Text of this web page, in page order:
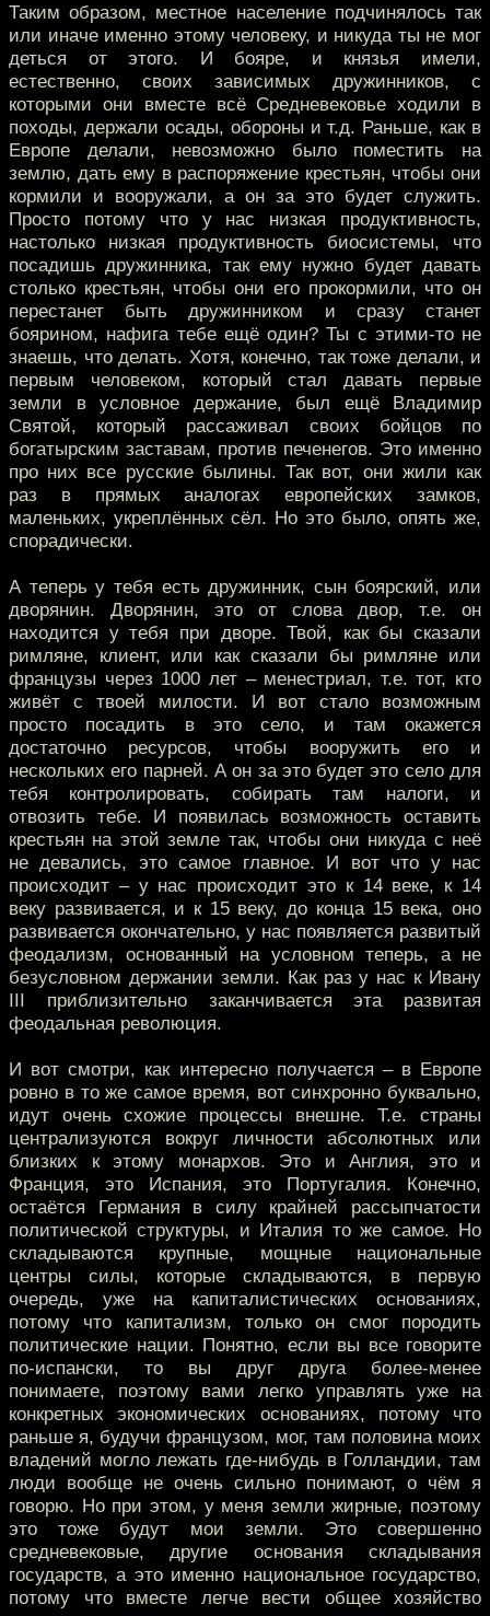
Таким образом, местное население подчинялось так
или иначе именно этому человеку, и никуда ты не мог
деться от этого. И бояре, и князья имели,
естественно, своих зависимых дружинников, с
которыми они вместе всё Средневековье ходили в
походы, держали осады, обороны и т.д. Раньше, как в
Европе делали, невозможно было поместить на
землю, дать ему в распоряжение крестьян, чтобы они
кормили и вооружали, а он за это будет служить.
Просто потому что у нас низкая продуктивность,
настолько низкая продуктивность биосистемы, что
посадишь дружинника, так ему нужно будет давать
столько крестьян, чтобы они его прокормили, что он
перестанет быть дружинником и сразу станет
боярином, нафига тебе ещё один? Ты с этими-то не
знаешь, что делать. Хотя, конечно, так тоже делали, и
первым человеком, который стал давать первые
земли в условное держание, был ещё Владимир
Святой, который рассаживал своих бойцов по
богатырским заставам, против печенегов. Это именно
про них все русские былины. Так вот, они жили как
раз в прямых аналогах европейских замков,
маленьких, укреплённых сёл. Но это было, опять же,
спорадически.
А теперь у тебя есть дружинник, сын боярский, или
дворянин. Дворянин, это от слова двор, т.е. он
находится у тебя при дворе. Твой, как бы сказали
римляне, клиент, или как сказали бы римляне или
французы через 1000 лет – менестриал, т.е. тот, кто
живёт с твоей милости. И вот стало возможным
просто посадить в это село, и там окажется
достаточно ресурсов, чтобы вооружить его и
нескольких его парней. А он за это будет это село для
тебя контролировать, собирать там налоги, и
отвозить тебе. И появилась возможность оставить
крестьян на этой земле так, чтобы они никуда с неё
не девались, это самое главное. И вот что у нас
происходит – у нас происходит это к 14 веке, к 14
веку развивается, и к 15 веку, до конца 15 века, оно
развивается окончательно, у нас появляется развитый
феодализм, основанный на условном теперь, а не
безусловном держании земли. Как раз у нас к Ивану
III приблизительно заканчивается эта развитая
феодальная революция.
И вот смотри, как интересно получается – в Европе
ровно в то же самое время, вот синхронно буквально,
идут очень схожие процессы внешне. Т.е. страны
централизуются вокруг личности абсолютных или
близких к этому монархов. Это и Англия, это и
Франция, это Испания, это Португалия. Конечно,
остаётся Германия в силу крайней рассыпчатости
политической структуры, и Италия то же самое. Но
складываются крупные, мощные национальные
центры силы, которые складываются, в первую
очередь, уже на капиталистических основаниях,
потому что капитализм, только он смог породить
политические нации. Понятно, если вы все говорите
по-испански, то вы друг друга более-менее
понимаете, поэтому вами легко управлять уже на
конкретных экономических основаниях, потому что
раньше я, будучи французом, мог, там половина моих
владений могло лежать где-нибудь в Голландии, там
люди вообще не очень сильно понимают, о чём я
говорю. Но при этом, у меня земли жирные, поэтому
это тоже будут мои земли. Это совершенно
средневековые, другие основания складывания
государств, а это именно национальное государство,
потому что вместе легче вести общее хозяйство